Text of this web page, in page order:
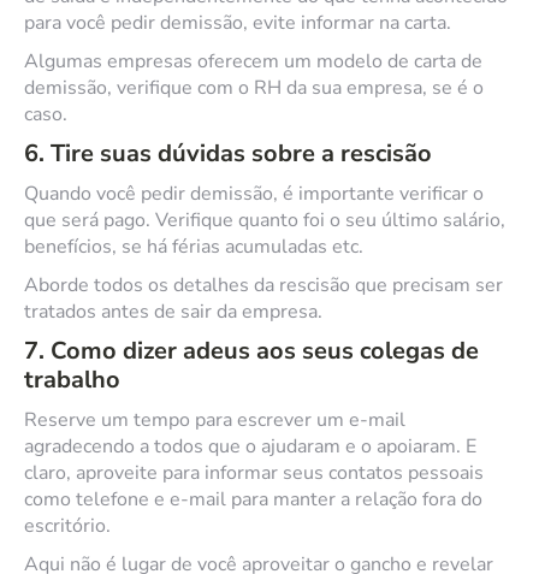
para você pedir demissão, evite informar na carta.
Algumas empresas oferecem um modelo de carta de
demissão, verifique com o RH da sua empresa, se é o
caso.
6. Tire suas dúvidas sobre a rescisão
Quando você pedir demissão, é importante verificar o
que será pago. Verifique quanto foi o seu último salário,
benefícios, se há férias acumuladas etc.
Aborde todos os detalhes da rescisão que precisam ser
tratados antes de sair da empresa.
7. Como dizer adeus aos seus colegas de
trabalho
Reserve um tempo para escrever um e-mail
agradecendo a todos que o ajudaram e o apoiaram. E
claro, aproveite para informar seus contatos pessoais
como telefone e e-mail para manter a relação fora do
escritório.
Aqui não é lugar de você aproveitar o gancho e revelar